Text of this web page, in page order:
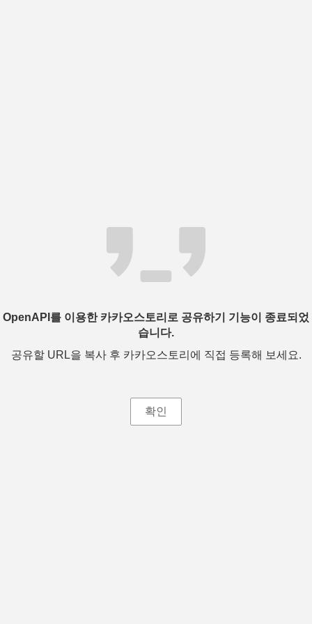
OpenAPI를 이용한 카카오스토리로 공유하기 기능이 종료되었
습니다.
공유할 URL을 복사 후 카카오스토리에 직접 등록해 보세요.
확인